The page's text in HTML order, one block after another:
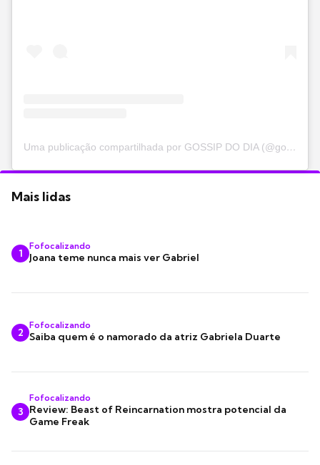
Uma publicação compartilhada por GOSSIP DO DIA (@gossipdodia)
Mais lidas
1
Fofocalizando
Joana teme nunca mais ver Gabriel
2
Fofocalizando
Saiba quem é o namorado da atriz Gabriela Duarte
3
Fofocalizando
Review: Beast of Reincarnation mostra potencial da
Game Freak